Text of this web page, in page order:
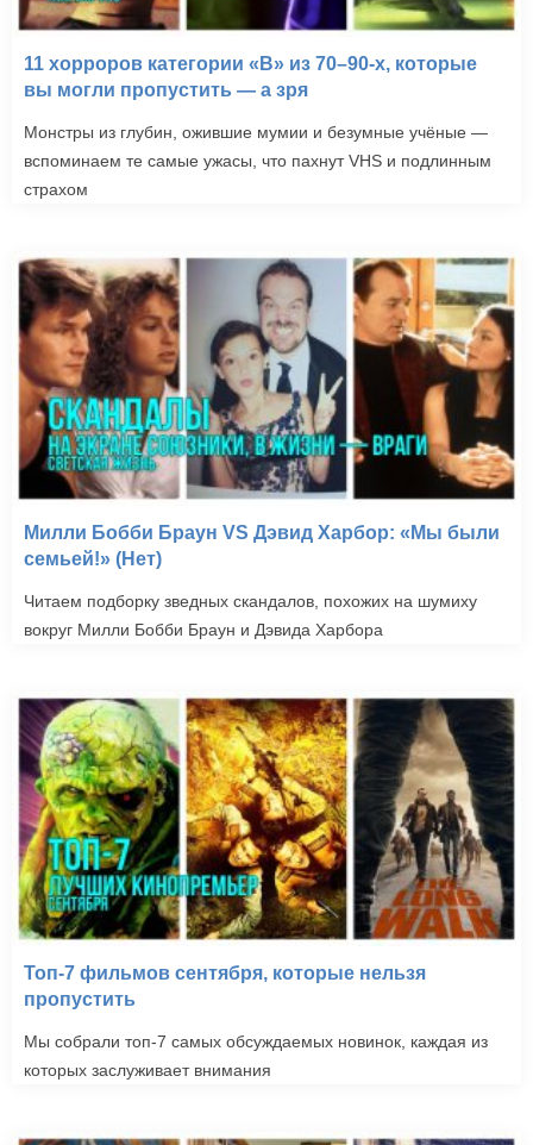
11 хорроров категории «B» из 70–90-х, которые
вы могли пропустить — а зря
Монстры из глубин, ожившие мумии и безумные учёные —
вспоминаем те самые ужасы, что пахнут VHS и подлинным
страхом
Милли Бобби Браун VS Дэвид Харбор: «Мы были
семьей!» (Нет)
Читаем подборку зведных скандалов, похожих на шумиху
вокруг Милли Бобби Браун и Дэвида Харбора
Топ-7 фильмов сентября, которые нельзя
пропустить
Мы собрали топ-7 самых обсуждаемых новинок, каждая из
которых заслуживает внимания